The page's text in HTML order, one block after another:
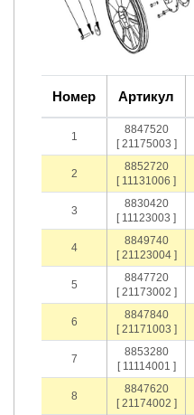
Номер Артикул
1
8847520
[ 21175003 ]
2
8852720
[ 11131006 ]
3
8830420
[ 11123003 ]
4
8849740
[ 21123004 ]
5
8847720
[ 21173002 ]
6
8847840
[ 21171003 ]
7
8853280
[ 11114001 ]
8
8847620
[ 21174002 ]